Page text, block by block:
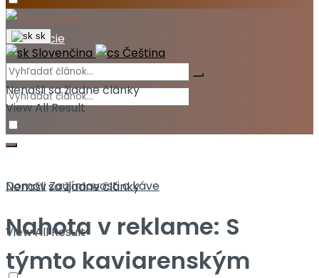
Akcie
Nenašli sa žiadne články
View All Result
sk
Slovenčina Čeština
Nenašli sa žiadne články
View All Result
DomovZaujímavosti o káve
Nahota v reklame: S
týmto kaviarenským